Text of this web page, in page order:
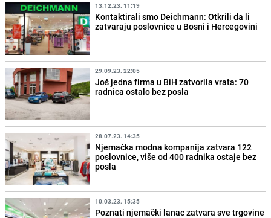
13.12.23. 11:19
Kontaktirali smo Deichmann: Otkrili da li
zatvaraju poslovnice u Bosni i Hercegovini
29.09.23. 22:05
Još jedna firma u BiH zatvorila vrata: 70
radnica ostalo bez posla
28.07.23. 14:35
Njemačka modna kompanija zatvara 122
poslovnice, više od 400 radnika ostaje bez
posla
10.03.23. 15:35
Poznati njemački lanac zatvara sve trgovine